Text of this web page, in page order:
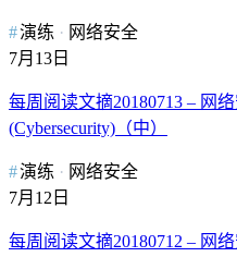
演练
网络安全
7月13日
每周阅读文摘20180713 – 网
(Cybersecurity)（中）
演练
网络安全
7月12日
每周阅读文摘20180712 – 网